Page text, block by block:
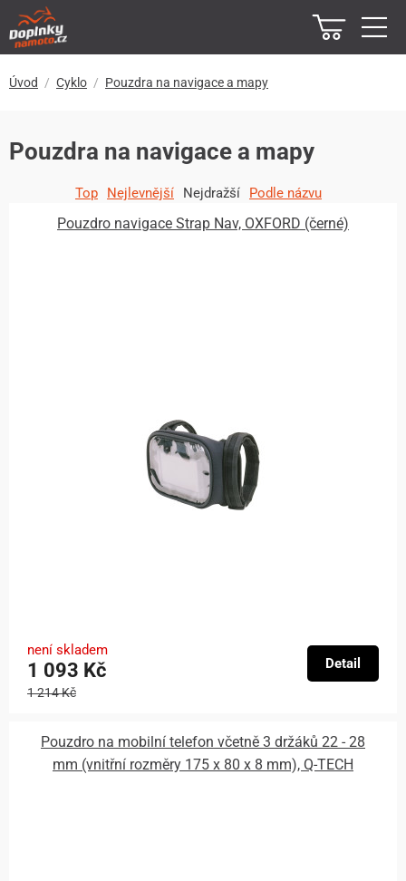
Úvod Cyklo Pouzdra na navigace a mapy
Pouzdra na navigace a mapy
Top Nejlevnější Nejdražší Podle názvu
Pouzdro navigace Strap Nav, OXFORD (černé)
není skladem
1 093 Kč
1 214 Kč
Detail
Pouzdro na mobilní telefon včetně 3 držáků 22 - 28
mm (vnitřní rozměry 175 x 80 x 8 mm), Q-TECH